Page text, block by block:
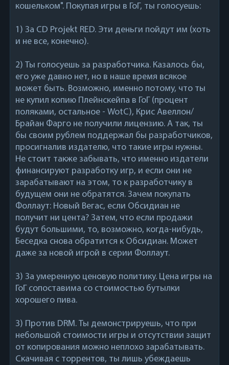
кошельком". Покупая игры в ГоГ, ты голосуешь:
1) За CD Projekt RED. Эти деньги пойдут им (хоть
и не все, конечно).
2) Ты голосуешь за разработчика. Казалось бы,
его уже давно нет, но в наше время всякое
может быть. Возможно, именно потому, что ты
не купил копию Плейнскейпа в ГоГ (процент
поляками, остальное - WotC), Крис Авеллон/
Брайан Фарго не получили лицензию. А так, ты
бы своим рублем поддержал бы разработчиков,
просигналив издателю, что такие игры нужны.
Не стоит также забывать, что именно издатели
финансируют разработку игр, и если они не
зарабатывают на этом, то к разработчику в
будущем они не обратятся. Зачем покупать
Фоллаут: Новый Вегас, если Обсидиан не
получит ни цента? Затем, что если продажи
будут большими, то, возможно, когда-нибудь,
Беседка снова обратится к Обсидиан. Может
даже за новой игрой в серии Фоллаут.
3) За умеренную ценовую политику. Цена игры на
ГоГ сопоставима со стоимостью бутылки
хорошего пива.
3) Против DRM. Ты демонстрируешь, что при
небольшой стоимости игры и отсутствии защит
от копирования можно неплохо зарабатывать.
Скачивая с торрентов, ты лишь убеждаешь